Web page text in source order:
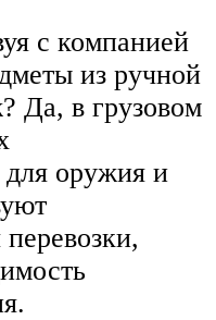
с компанией
из ручной
Да, в грузовом
для оружия и